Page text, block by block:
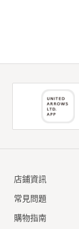
NTD1,512
店鋪資訊
常見問題
購物指南